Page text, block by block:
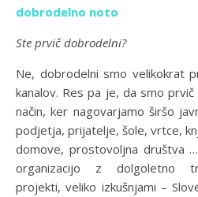
dobrodelno noto
Ste prvič dobrodelni?
Ne, dobrodelni smo velikokrat
kanalov. Res pa je, da smo
način, ker nagovarjamo širšo
podjetja, prijatelje, šole, vrtce,
domove, prostovoljna društva
organizacijo z dolgoletno
projekti, veliko izkušnjami –